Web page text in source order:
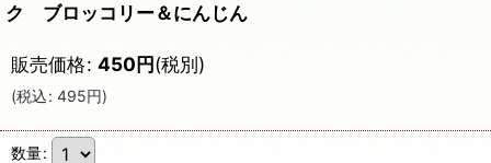
ク ブロッコリー＆にんじん
販売価格: 450円(税別)
(税込: 495円)
数量: